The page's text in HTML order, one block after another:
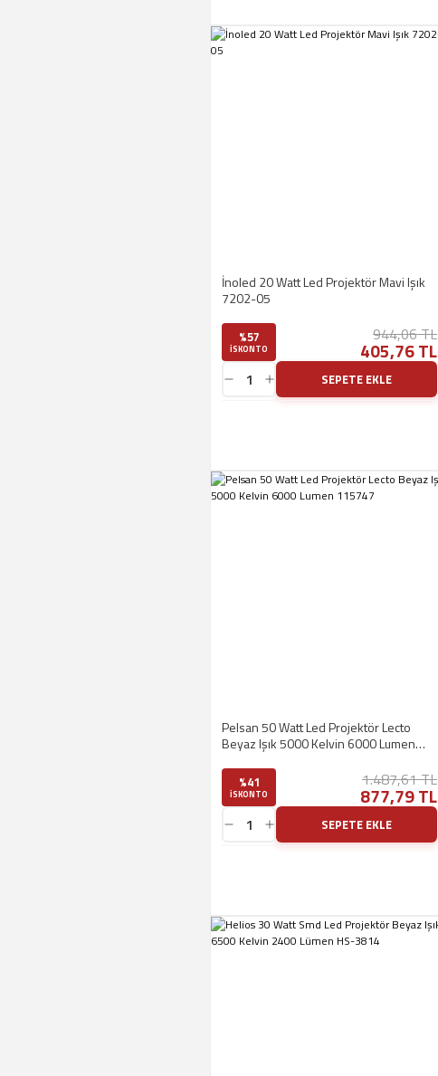
İnoled 20 Watt Led Projektör Mavi Işık
7202-05
%57
ISKONTO
944,06 TL
405,76 TL
SEPETE EKLE
Pelsan 50 Watt Led Projektör Lecto
Beyaz Işık 5000 Kelvin 6000 Lumen
%41
ISKONTO
1.487,61 TL
877,79 TL
SEPETE EKLE